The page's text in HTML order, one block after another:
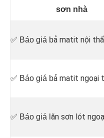
sơn nhà
✅ Báo giá bả matit nội
✅ Báo giá bả matit ngoại
✅ Báo giá l ăn sơn lót